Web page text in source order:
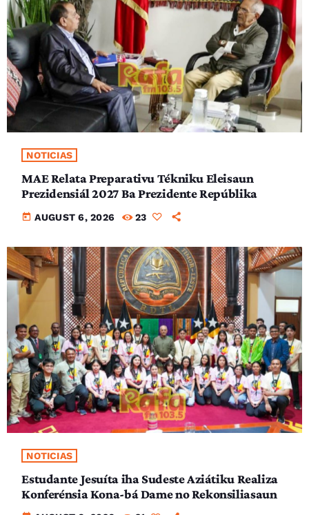
NOTICIAS
MAE Relata Preparativu Tékniku Eleisaun
Prezidensiál 2027 Ba Prezidente Repúblika
today AUGUST 6, 2026 23
NOTICIAS
Estudante Jesuíta iha Sudeste Aziátiku Realiza
Konferénsia Kona-bá Dame no Rekonsiliasaun